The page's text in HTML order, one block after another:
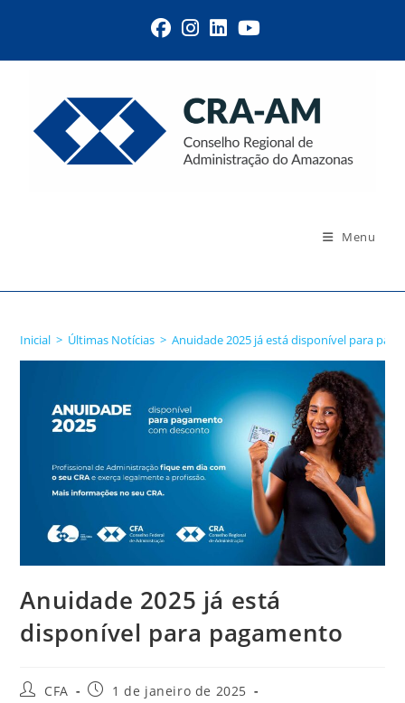
Menu
Inicial > Últimas Notícias > Anuidade 2025 já está disponível para
Anuidade 2025 já está
disponível para pagamento
CFA
1 de janeiro de 2025